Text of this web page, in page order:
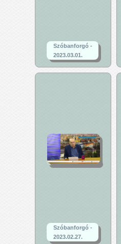
Szóbanforgó -
2023.03.01.
Szóbanforgó -
2023.02.27.